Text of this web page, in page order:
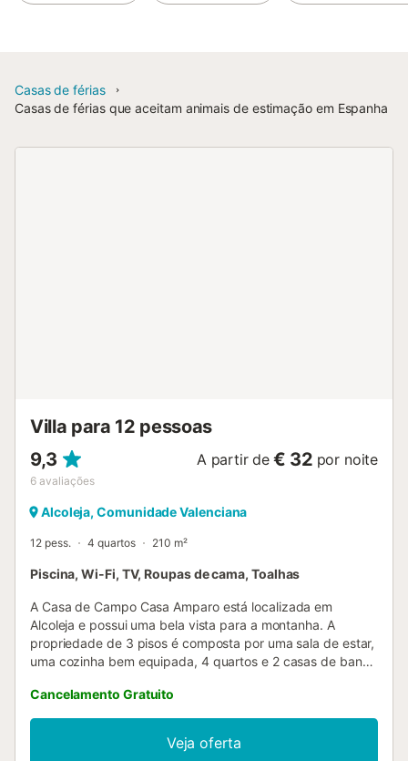
Casas de férias
Casas de férias que aceitam animais de estimação em Espanha
Villa para 12 pessoas
9,3
6 avaliações
A partir de € 32 por noite
Alcoleja, Comunidade Valenciana
12 pess. 4 quartos 210 m²
Piscina, Wi-Fi, TV, Roupas de cama, Toalhas
A Casa de Campo Casa Amparo está localizada em
Alcoleja e possui uma bela vista para a montanha. A
propriedade de 3 pisos é composta por uma sala de estar,
uma cozinha bem equipada, 4 quartos e 2 casas de banho
adicionais incluem Wi-Fi de alta velocidade (adequado
para chamadas de vídeo), uma televisão inteligente com
serviços de streaming, uma ventoinha, uma máquina de
lavar roupa e uma máquina de secar roupa. Também estão
Cancelamento Gratuito
Veja oferta